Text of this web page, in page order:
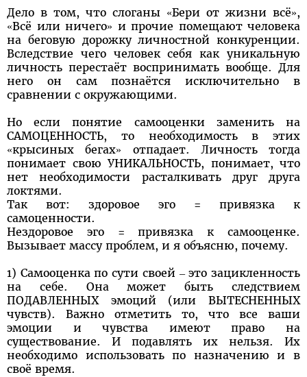
Дело в том, что слоганы «Бери от жизни всё»,
«Всё или ничего» и прочие помещают человека
на беговую дорожку личностной конкуренции.
Вследствие чего человек себя как уникальную
личность перестаёт воспринимать вообще. Для
него он сам познаётся исключительно в
сравнении с окружающими.
Но если понятие самооценки заменить на
САМОЦЕННОСТЬ, то необходимость в этих
«крысиных бегах» отпадает. Личность тогда
понимает свою УНИКАЛЬНОСТЬ, понимает, что
нет необходимости расталкивать друг друга
локтями.
Так вот: здоровое эго = привязка к
самоценности.
Нездоровое эго = привязка к самооценке.
Вызывает массу проблем, и я объясню, почему.
1) Самооценка по сути своей – это зацикленность
на себе. Она может быть следствием
ПОДАВЛЕННЫХ эмоций (или ВЫТЕСНЕННЫХ
чувств). Важно отметить то, что все ваши
эмоции и чувства имеют право на
существование. И подавлять их нельзя. Их
необходимо использовать по назначению и в
своё время.